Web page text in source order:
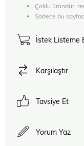
Çoklu üründür,
Sadece bu
İstek Listeme
Karşılaştır
Tavsiye Et
Yorum Yaz